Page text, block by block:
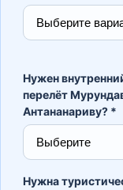
Нужен
перелёт
Антананариву? *
Нужна